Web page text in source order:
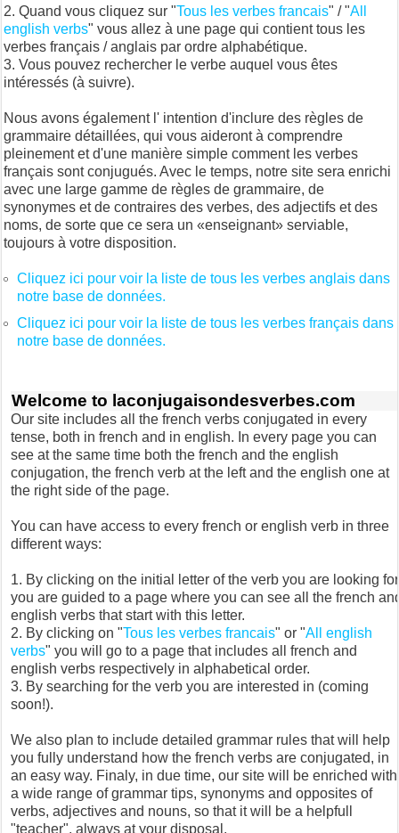
Quand vous cliquez sur "Tous les verbes francais" / "All
english verbs" vous allez à une page qui contient tous les
verbes français / anglais par ordre alphabétique.
Vous pouvez rechercher le verbe auquel vous êtes
intéressés (à suivre).
Nous avons également l' intention d'inclure des règles de
grammaire détaillées, qui vous aideront à comprendre
pleinement et d'une manière simple comment les verbes
français sont conjugués. Avec le temps, notre site sera enrichi
avec une large gamme de règles de grammaire, de
synonymes et de contraires des verbes, des adjectifs et des
noms, de sorte que ce sera un «enseignant» serviable,
toujours à votre disposition.
Cliquez ici pour voir la liste de tous les verbes anglais dans
notre base de données.
Cliquez ici pour voir la liste de tous les verbes français dans
notre base de données.
Welcome to laconjugaisondesverbes.com
Our site includes all the french verbs conjugated in every
tense, both in french and in english. In every page you can
see at the same time both the french and the english
conjugation, the french verb at the left and the english one at
the right side of the page.
You can have access to every french or english verb in three
different ways:
By clicking on the initial letter of the verb you are looking
you are guided to a page where you can see all the french
english verbs that start with this letter.
By clicking on "Tous les verbes francais" or "All english
verbs" you will go to a page that includes all french and
english verbs respectively in alphabetical order.
By searching for the verb you are interested in (coming
soon!).
We also plan to include detailed grammar rules that will help
you fully understand how the french verbs are conjugated, in
an easy way. Finaly, in due time, our site will be enriched with
a wide range of grammar tips, synonyms and opposites of
verbs, adjectives and nouns, so that it will be a helpfull
"teacher", always at your disposal.